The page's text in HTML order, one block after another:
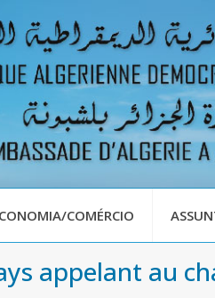
COMÉRCIO
appelant au